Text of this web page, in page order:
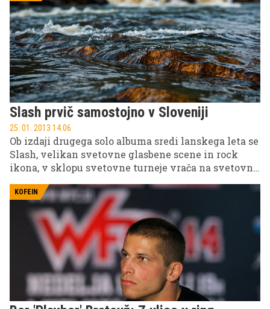
Slash prvič samostojno v Sloveniji
25. 01. 2013 14.06
Ob izdaji drugega solo albuma sredi lanskega leta se
Slash, velikan svetovne glasbene scene in rock
ikona, v sklopu svetovne turneje vrača na svetovne
KOFEIN